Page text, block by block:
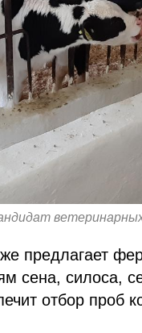
предлагает
сена, силоса,
отбор проб